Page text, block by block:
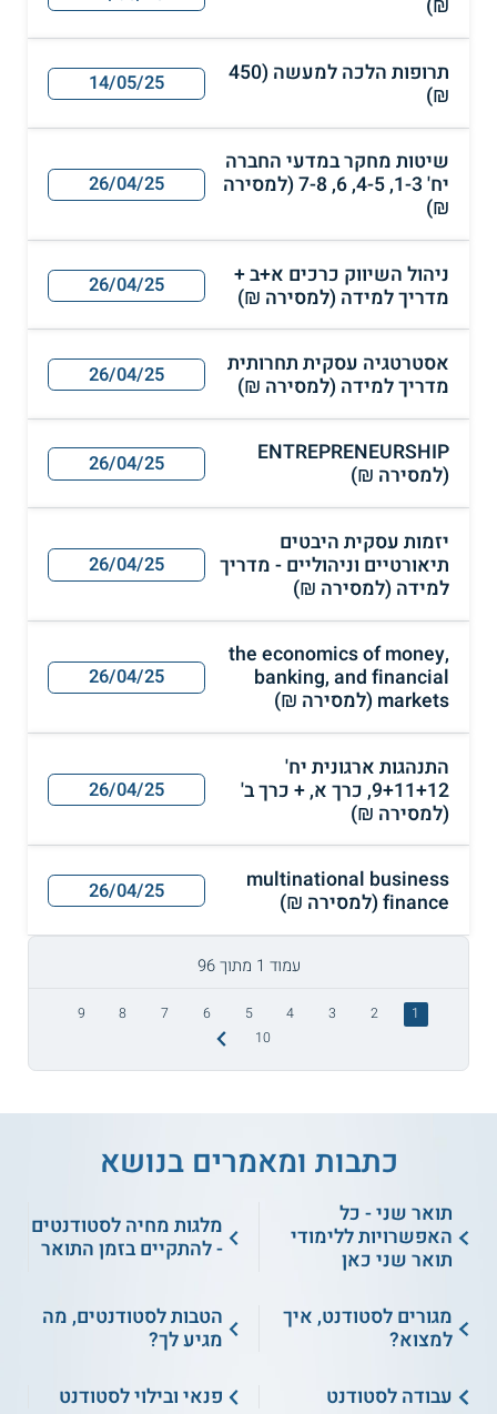
₪)
תרופות הלכה למעשה (450
₪)
14/05/25
שיטות מחקר במדעי החברה
יח' 1-3, 4-5, 6, 7-8 (למסירה
₪)
26/04/25
ניהול השיווק כרכים א+ב +
מדריך למידה (למסירה ₪)
26/04/25
אסטרטגיה עסקית תחרותית
מדריך למידה (למסירה ₪)
26/04/25
ENTREPRENEURSHIP
(למסירה ₪)
26/04/25
יזמות עסקית היבטים
תיאורטיים וניהוליים - מדריך
למידה (למסירה ₪)
26/04/25
the economics of money,
banking, and financial
markets (למסירה ₪)
26/04/25
התנהגות ארגונית יח'
9+11+12, כרך א, + כרך ב'
(למסירה ₪)
26/04/25
multinational business
finance (למסירה ₪)
26/04/25
עמוד 1 מתוך 96
1
2
3
4
5
6
7
8
9
10
כתבות ומאמרים בנושא
תואר שני - כל
האפשרויות ללימודי
תואר שני כאן
מלגות מחיה לסטודנטים
- להתקיים בזמן התואר
מגורים לסטודנט, איך
למצוא?
הטבות לסטודנטים, מה
מגיע לך?
עבודה לסטודנט
פנאי ובילוי לסטודנט